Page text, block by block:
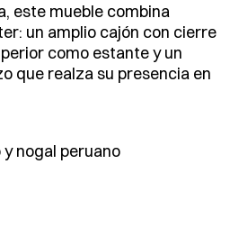
este mueble combina
un amplio cajón con cierre
como estante y un
que realza su presencia en
nogal peruano